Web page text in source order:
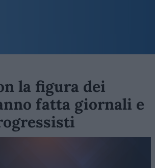
la figura dei
fatta giornali e